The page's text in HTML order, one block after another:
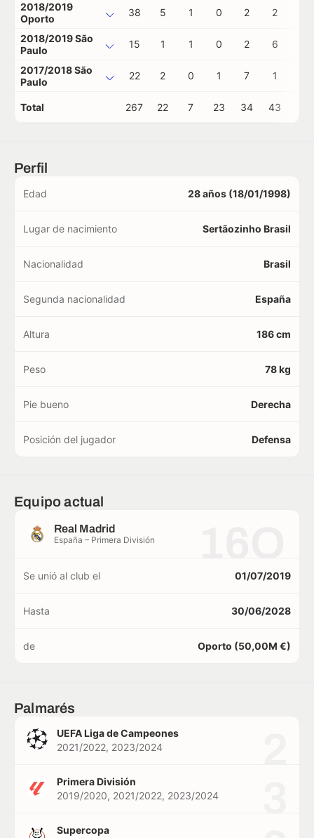
2018/2019
Oporto
38 5 1 0 2 2
2018/2019 São
Paulo
15 1 1 0 2 6
2017/2018 São
Paulo
22 2 0 1 7 1
Total 267 22 7 23 34 43
Perfil
Edad 28 años (18/01/1998)
Lugar de nacimiento Sertãozinho Brasil
Nacionalidad Brasil
Segunda nacionalidad España
Altura 186 cm
Peso 78 kg
Pie bueno Derecha
Posición del jugador Defensa
Equipo actual
Real Madrid
España – Primera División
Se unió al club el 01/07/2019
Hasta 30/06/2028
de Oporto (50,00M €)
Palmarés
UEFA Liga de Campeones
2021/2022, 2023/2024
Primera División
2019/2020, 2021/2022, 2023/2024
Supercopa